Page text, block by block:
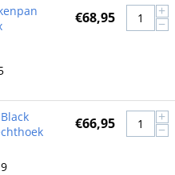
€68,95 +
−
€66,95 +
−